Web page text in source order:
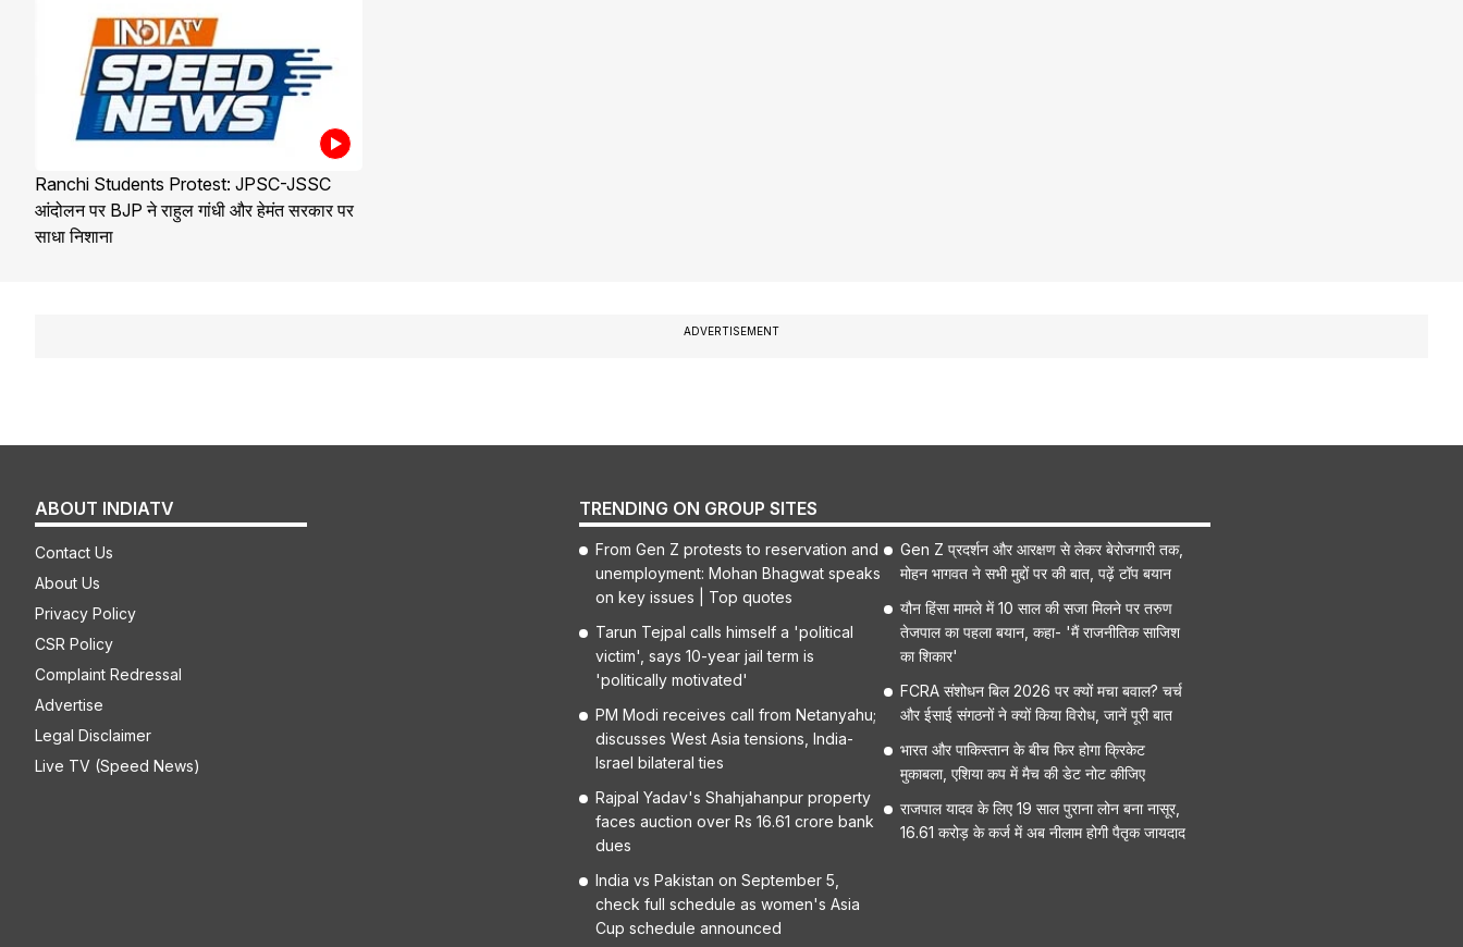
Ranchi Students Protest: JPSC-JSSC
आंदोलन पर BJP ने राहुल गांधी और हेमंत सरकार पर
साधा निशाना
ADVERTISEMENT
ABOUT INDIATV
Contact Us
About Us
Privacy Policy
CSR Policy
Complaint Redressal
Advertise
Legal Disclaimer
Live TV (Speed News)
TRENDING ON GROUP SITES
From Gen Z protests to reservation and
unemployment: Mohan Bhagwat speaks
on key issues | Top quotes
Tarun Tejpal calls himself a 'political
victim', says 10-year jail term is
'politically motivated'
PM Modi receives call from Netanyahu;
discusses West Asia tensions, India-
Israel bilateral ties
Rajpal Yadav's Shahjahanpur property
faces auction over Rs 16.61 crore bank
dues
India vs Pakistan on September 5,
check full schedule as women's Asia
Cup schedule announced
Gen Z प्रदर्शन और आरक्षण से लेकर बेरोजगारी तक,
मोहन भागवत ने सभी मुद्दों पर की बात, पढ़ें टॉप बयान
यौन हिंसा मामले में 10 साल की सजा मिलने पर तरुण
तेजपाल का पहला बयान, कहा- 'मैं राजनीतिक साजिश
का शिकार'
FCRA संशोधन बिल 2026 पर क्यों मचा बवाल? चर्च
और ईसाई संगठनों ने क्यों किया विरोध, जानें पूरी बात
भारत और पाकिस्तान के बीच फिर होगा क्रिकेट
मुकाबला, एशिया कप में मैच की डेट नोट कीजिए
राजपाल यादव के लिए 19 साल पुराना लोन बना नासूर,
16.61 करोड़ के कर्ज में अब नीलाम होगी पैतृक जायदाद